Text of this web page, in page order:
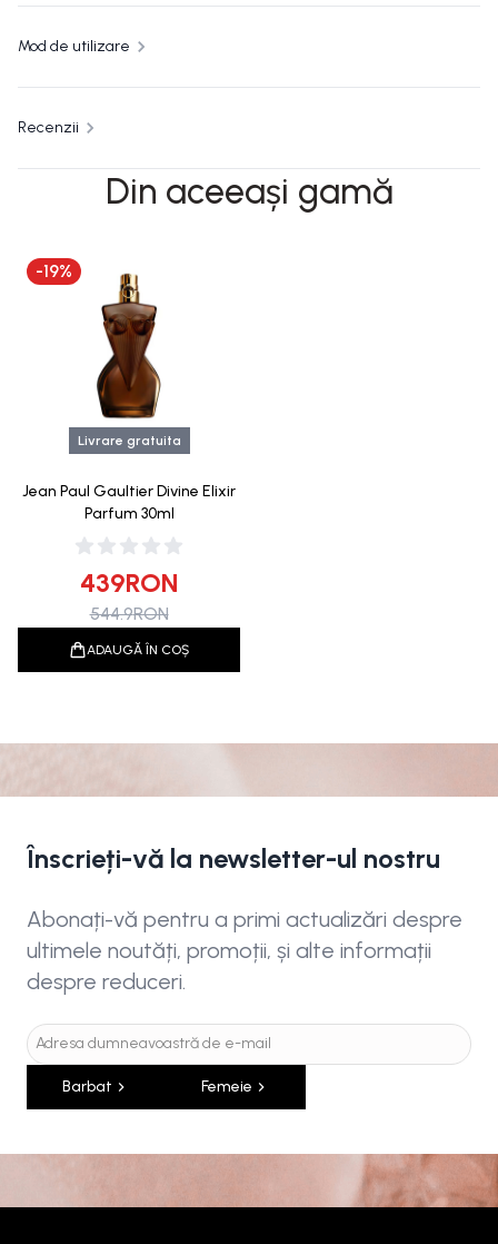
Mod de utilizare
Recenzii
Din aceeași gamă
-19%
Livrare gratuita
Jean Paul Gaultier Divine Elixir
Parfum 30ml
439RON
544.9RON
ADAUGĂ ÎN COȘ
Înscrieți-vă la newsletter-ul nostru
Abonați-vă pentru a primi actualizări despre
ultimele noutăți, promoții, și alte informații
despre reduceri.
Barbat Femeie